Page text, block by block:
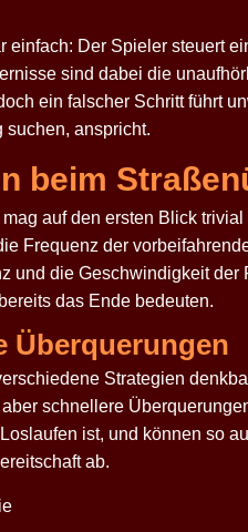
einfach: Der Spieler steuert
sind dabei die
ein falscher Schritt führt
suchen, anspricht.
beim
auf den ersten Blick
Frequenz der
und die Geschwindigkeit
das Ende bedeuten.
Überquerungen
Strategien
schnellere
ist, und können so
ab.